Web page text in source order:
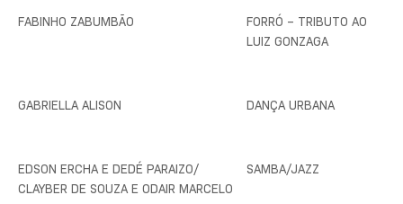
FABINHO ZABUMBÃO
FORRÓ – TRIBUTO AO
LUIZ GONZAGA
GABRIELLA ALISON DANÇA URBANA
EDSON ERCHA E DEDÉ PARAIZO/
CLAYBER DE SOUZA E ODAIR MARCELO
SAMBA/JAZZ